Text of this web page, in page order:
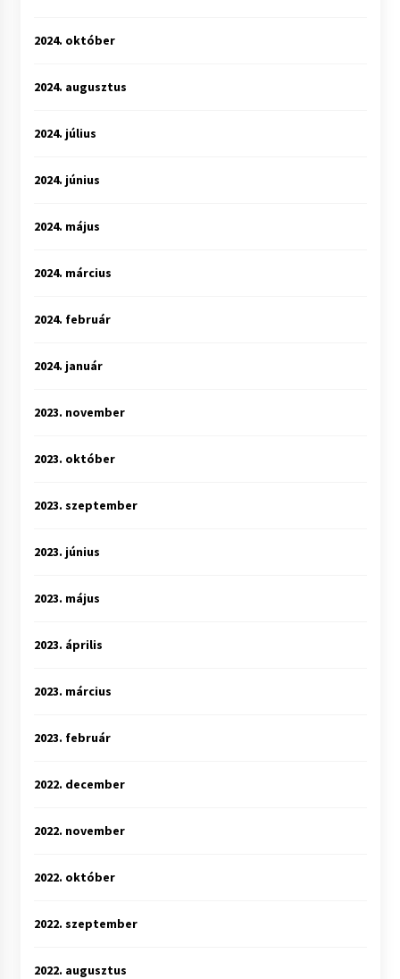
2024. október
2024. augusztus
2024. július
2024. június
2024. május
2024. március
2024. február
2024. január
2023. november
2023. október
2023. szeptember
2023. június
2023. május
2023. április
2023. március
2023. február
2022. december
2022. november
2022. október
2022. szeptember
2022. augusztus